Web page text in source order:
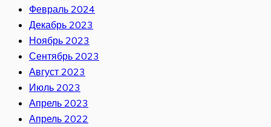
Февраль 2024
Декабрь 2023
Ноябрь 2023
Сентябрь 2023
Август 2023
Июль 2023
Апрель 2023
Апрель 2022